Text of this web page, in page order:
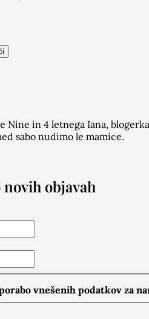
Nine in 4 letnega Iana,
sabo nudimo le mamice.
novih objavah
vnešenih podatkov za